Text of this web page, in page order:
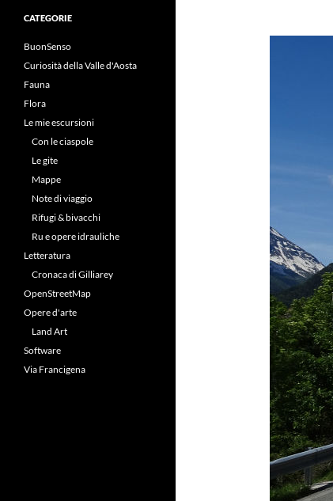
CATEGORIE
BuonSenso
Curiosità della Valle d'Aosta
Fauna
Flora
Le mie escursioni
Con le ciaspole
Le gite
Mappe
Note di viaggio
Rifugi & bivacchi
Ru e opere idrauliche
Letteratura
Cronaca di Gilliarey
OpenStreetMap
Opere d'arte
Land Art
Software
Via Francigena